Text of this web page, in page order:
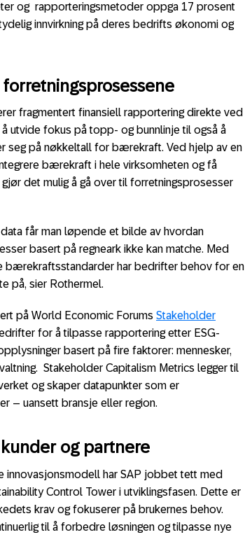
og rapporteringsmetoder oppga 17 prosent
innvirkning på deres bedrifts økonomi og
fragmentert finansiell rapportering direkte ved
utvide fokus på topp- og bunnlinje til også å
seg på nøkkeltall for bærekraft. Ved hjelp av en
bærekraft i hele virksomheten og få
det mulig å gå over til forretningsprosesser
får man løpende et bilde av hvordan
basert på regneark ikke kan matche. Med
bærekraftsstandarder har bedrifter behov for en
på, sier Rothermel.
på World Economic Forums Stakeholder
for å tilpasse rapportering etter ESG-
basert på fire faktorer: mennesker,
Stakeholder Capitalism Metrics legger til
og skaper datapunkter som er
– uansett bransje eller region.
og partnere
innovasjonsmodell har SAP jobbet tett med
Control Tower i utviklingsfasen. Dette er
krav og fokuserer på brukernes behov.
til å forbedre løsningen og tilpasse nye